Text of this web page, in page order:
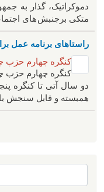
دموکراتیک، گذار به
متکی برجنبش های
راستاهای برنامه عمل
کنگره چهارم حزب چپ
کنگره چهارم حزب چپ
دو سال آتی تا کنگره
همبسته و قابل سنجش با
جستجو